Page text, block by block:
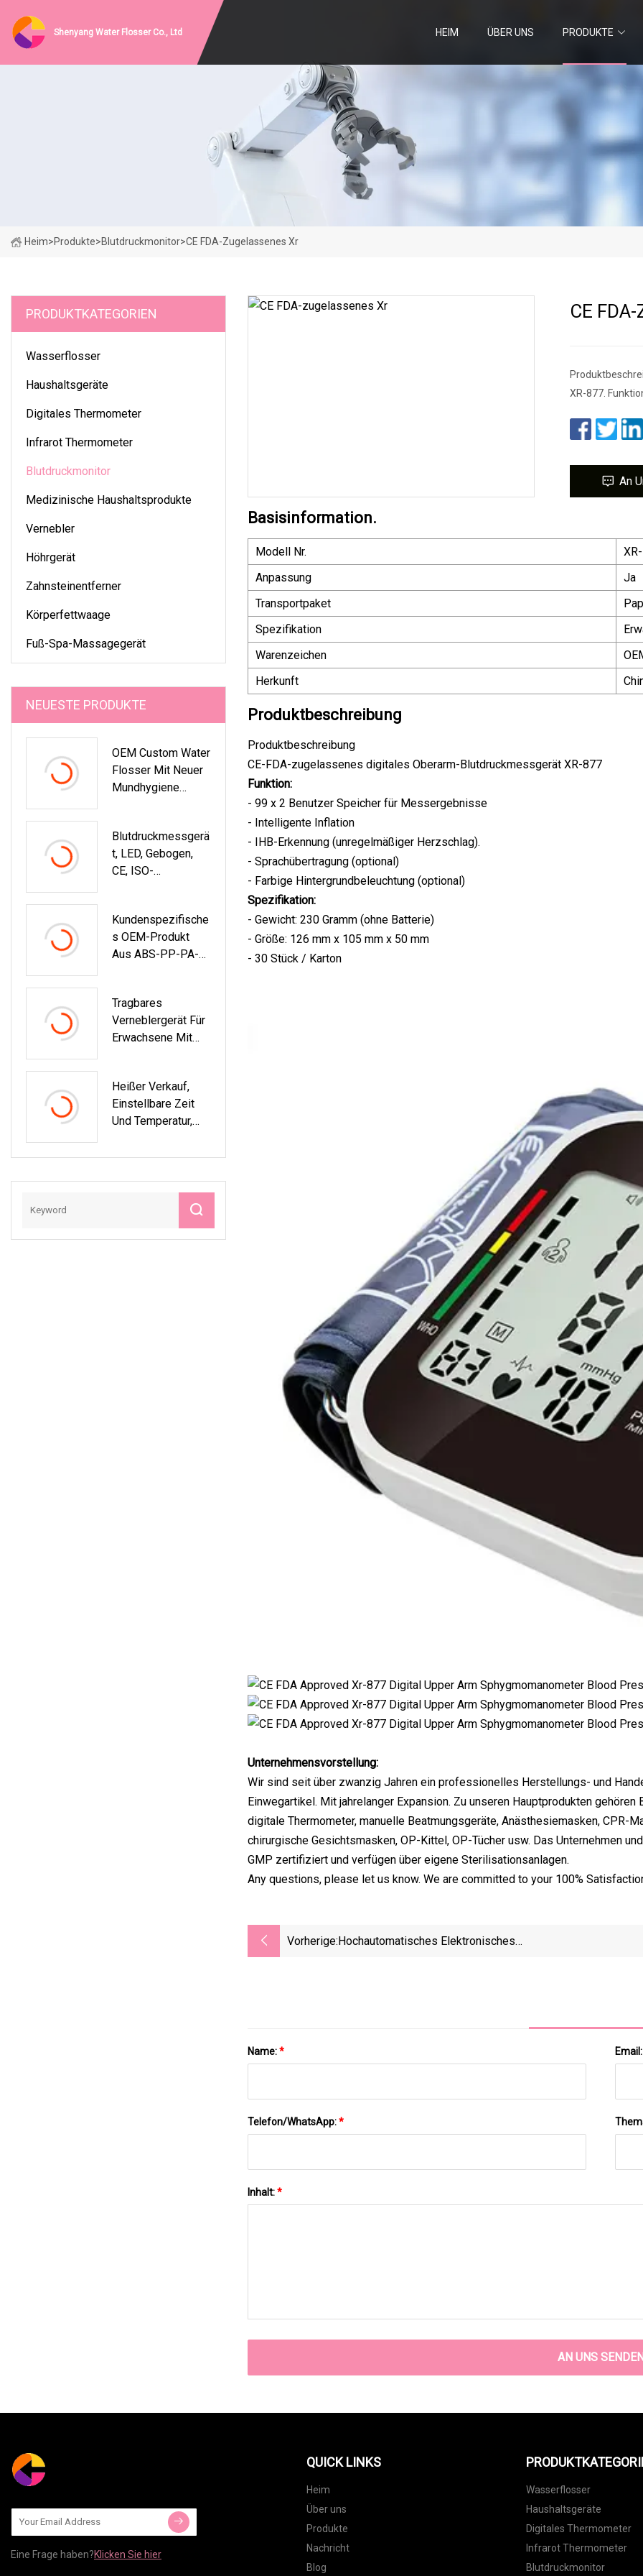
Shenyang Water Flosser Co., Ltd HEIM ÜBER UNS PRODUKTE
Heim>Produkte>Blutdruckmonitor>CE FDA-Zugelassenes Xr
PRODUKTKATEGORIEN
Wasserflosser
Haushaltsgeräte
Digitales Thermometer
Infrarot Thermometer
Blutdruckmonitor
Medizinische Haushaltsprodukte
Vernebler
Höhrgerät
Zahnsteinentferner
Körperfettwaage
Fuß-Spa-Massagegerät
NEUESTE PRODUKTE
OEM Custom Water
Flosser Mit Neuer
Mundhygiene
Blutdruckmessgerä
T, LED, Gebogen,
CE, ISO-
T, Automatisches
Bp-Gerät,
Elektrisches
T
Kundenspezifische
S OEM-Produkt
Aus ABS-PP-PA-
Haushaltsgeräte/A
Utomobilteile/medi
Zinische/elektrisch
Tragbares
Verneblergerät Für
Erwachsene Mit
Heißer Verkauf,
Einstellbare Zeit
Und Temperatur,
Massagegerät
CE
XR-877.
An
Basisinformation.
Modell Nr.
Anpassung
Ja
Transportpaket
Spezifikation
Warenzeichen
Herkunft
Produktbeschreibung
Produktbeschreibung
CE-FDA-zugelassenes digitales Oberarm-Blutdruckmessgerät XR-877
Funktion:
- 99 x 2 Benutzer Speicher für Messergebnisse
- Intelligente Inflation
- IHB-Erkennung (unregelmäßiger Herzschlag).
- Sprachübertragung (optional)
- Farbige Hintergrundbeleuchtung (optional)
Spezifikation:
- Gewicht: 230 Gramm (ohne Batterie)
- Größe: 126 mm x 105 mm x 50 mm
- 30 Stück / Karton
Unternehmensvorstellung:
Wir sind seit über zwanzig Jahren ein professionelles Herstellungs- und
Einwegartikel. Mit jahrelanger Expansion. Zu unseren Hauptprodukten
digitale Thermometer, manuelle Beatmungsgeräte, Anästhesiemasken, CPR-
chirurgische Gesichtsmasken, OP-Kittel, OP-Tücher usw. Das Unternehmen
GMP zertifiziert und verfügen über eigene Sterilisationsanlagen.
Any questions, please let us know. We are committed to your 100%
Vorherige:Hochautomatisches Elektronisches
Name:*
Telefon/WhatsApp:*
Inhalt:*
AN UNS
Eine Frage haben?Klicken Sie hier
QUICK LINKS
Heim
Über uns
Produkte
Nachricht
Blog
Wasserflosser
Haushaltsgeräte
Digitales Thermometer
Infrarot Thermometer
Blutdruckmonitor